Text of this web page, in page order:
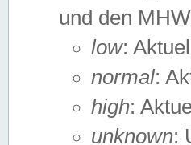
und den
low:
normal:
high:
unknown: